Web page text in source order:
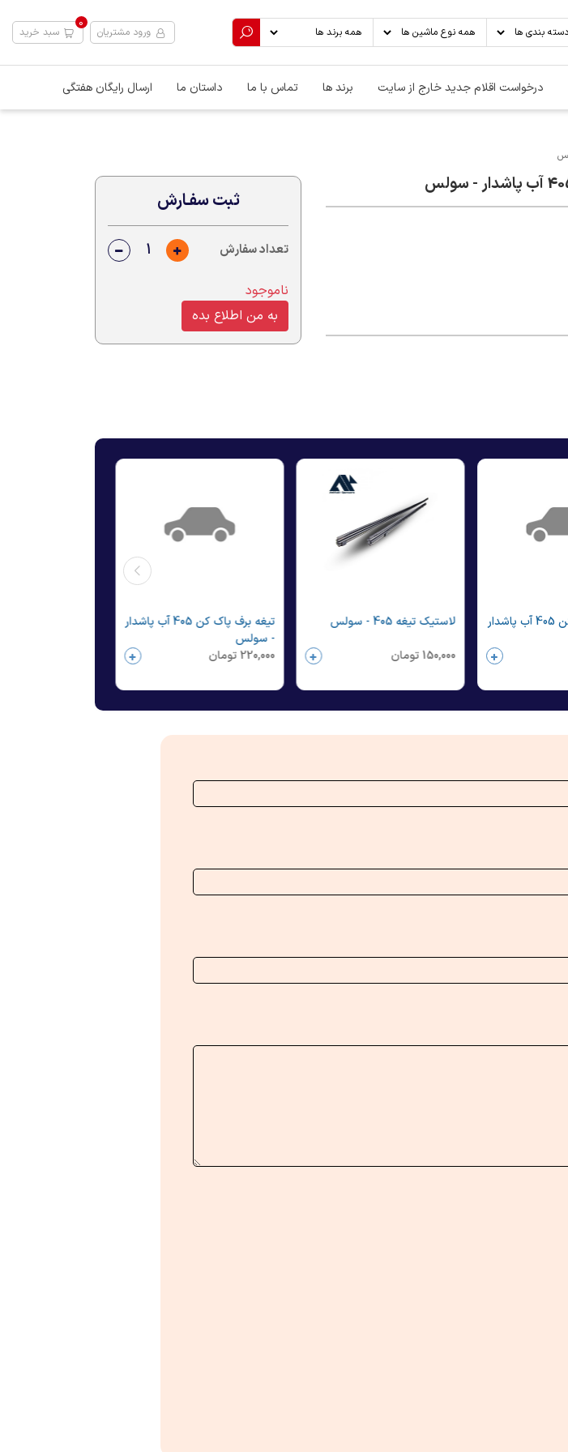
ورود مشتریان
0
سبد خرید
درخواست اقلام جدید خارج از سایت برند ها تماس با ما داستان ما ارسال رایگان هفتگی
ثبت سفـارش
تعداد سفارش
ناموجود
به من اطلاع بده
تیغه برف پاک کن 405 آب پاشدار
لاستیک تیغه 405 - سولس
150,000 تومان
تیغه برف پاک کن 405 آب پاشدار
- سولس
220,000 تومان